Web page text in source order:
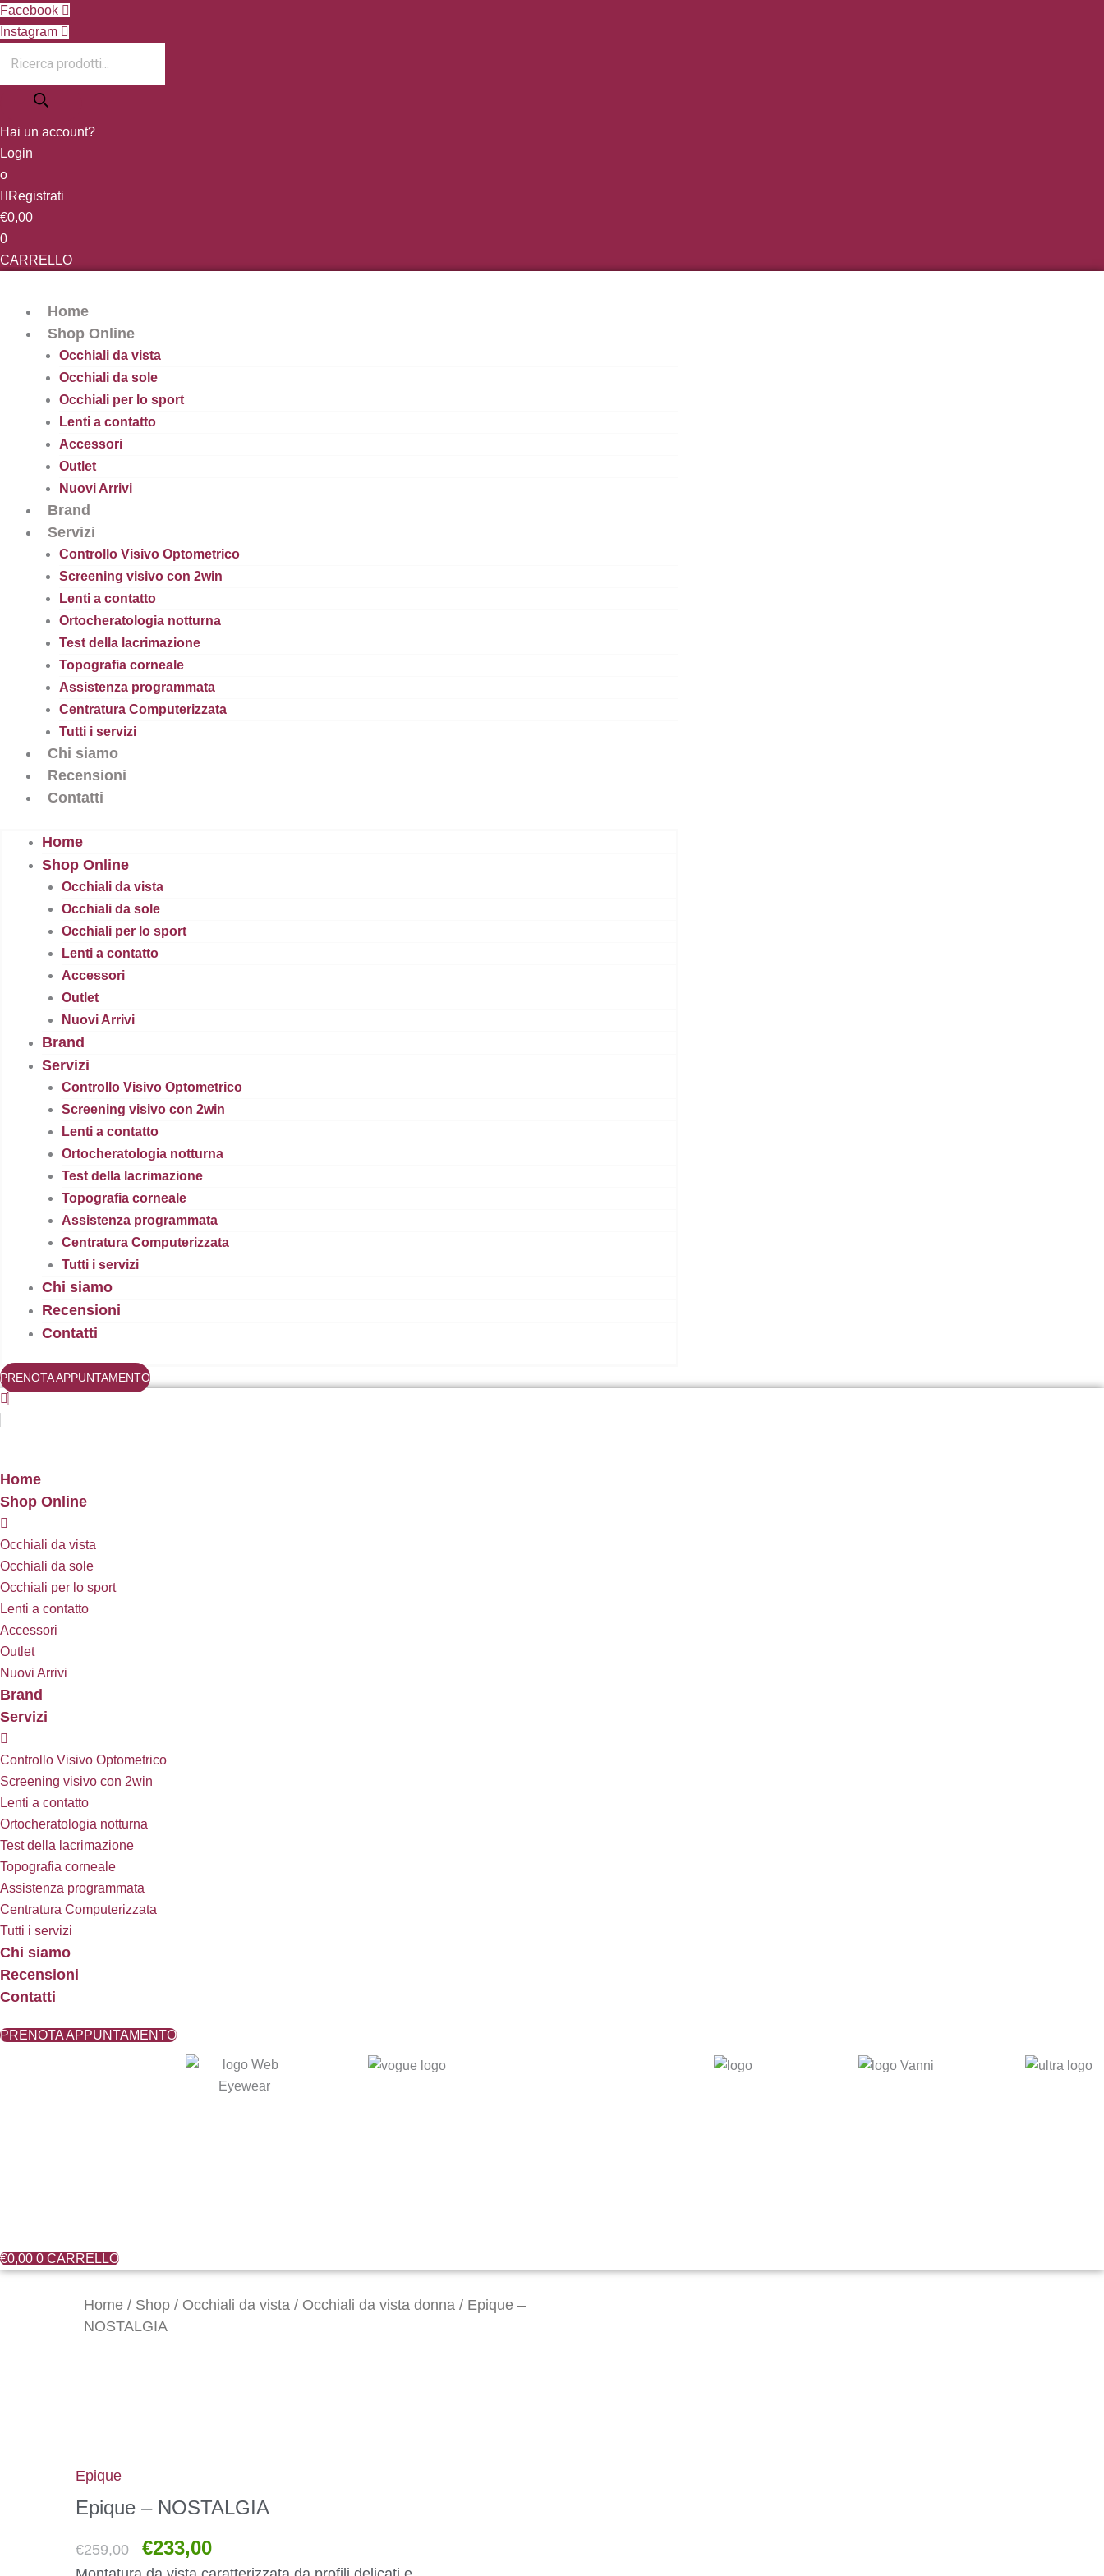
Vai
al
Facebook
Instagram
Products
search
Hai un account?
Login
o
Registrati
€0,00
0
CARRELLO
Home
Shop Online
Occhiali da vista
Occhiali da sole
Occhiali per lo sport
Lenti a contatto
Accessori
Outlet
Nuovi Arrivi
Brand
Servizi
Controllo Visivo Optometrico
Screening visivo con 2win
Lenti a contatto
Ortocheratologia notturna
Test della lacrimazione
Topografia corneale
Assistenza programmata
Centratura Computerizzata
Tutti i servizi
Chi siamo
Recensioni
Contatti
Home
Shop Online
Occhiali da vista
Occhiali da sole
Occhiali per lo sport
Lenti a contatto
Accessori
Outlet
Nuovi Arrivi
Brand
Servizi
Controllo Visivo Optometrico
Screening visivo con 2win
Lenti a contatto
Ortocheratologia notturna
Test della lacrimazione
Topografia corneale
Assistenza programmata
Centratura Computerizzata
Tutti i servizi
Chi siamo
Recensioni
Contatti
PRENOTA APPUNTAMENTO
Home
Shop Online
Occhiali da vista
Occhiali da sole
Occhiali per lo sport
Lenti a contatto
Accessori
Outlet
Nuovi Arrivi
Brand
Servizi
Controllo Visivo Optometrico
Screening visivo con 2win
Lenti a contatto
Ortocheratologia notturna
Test della lacrimazione
Topografia corneale
Assistenza programmata
Centratura Computerizzata
Tutti i servizi
Chi siamo
Recensioni
Contatti
PRENOTA APPUNTAMENTO
€0,00 0 CARRELLO
Home / Shop / Occhiali da vista / Occhiali da vista donna / Epique –
NOSTALGIA
Epique
Epique – NOSTALGIA
€259,00
prezzo
originale
€233,00
prezzo
NOSTALGIA